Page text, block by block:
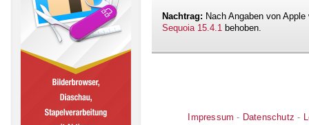
Nachtrag: Nach Angaben von
Sequoia 15.4.1 behoben.
Impressum - Datenschutz -